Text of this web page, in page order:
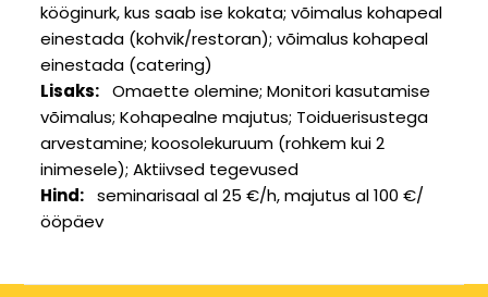
kööginurk, kus saab ise kokata võimalus kohapeal
einestada (kohvik/restoran) võimalus kohapeal
einestada (catering)
Lisaks
Omaette olemine Monitori kasutamise
võimalus Kohapealne majutus Toiduerisustega
arvestamine koosolekuruum (rohkem kui 2
inimesele) Aktiivsed tegevused
Hind
seminarisaal al 25 €/h, majutus al 100 €/
ööpäev